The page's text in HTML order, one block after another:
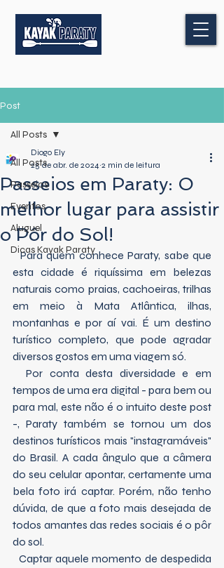
Post
All Posts
Passeios
Eventos
Aluguel
Dicas Kayak Paraty
All Posts
Passeios em Paraty: O
melhor lugar para assistir
o Pôr do Sol!
Diogo Ely
25 de abr. de 2024 2 min de leitura
  Para quem conhece Paraty, sabe que
esta cidade é riquíssima em belezas
naturais como praias, cachoeiras, trilhas
em meio à Mata Atlântica, ilhas,
montanhas e por aí vai. É um destino
turístico completo, que pode agradar
diversos gostos em uma viagem só.
  Por conta desta diversidade e em
tempos de uma era digital - para bem ou
para mal, este não é o intuito deste post
-, Paraty também se tornou um dos
destinos turísticos mais "instagramáveis"
do Brasil. A cada ângulo que a câmera
do seu celular apontar, certamente uma
bela foto irá captar. Porém, não tenho
dúvida, de que a foto mais desejada de
todos amantes das redes sociais é o pôr
do sol.